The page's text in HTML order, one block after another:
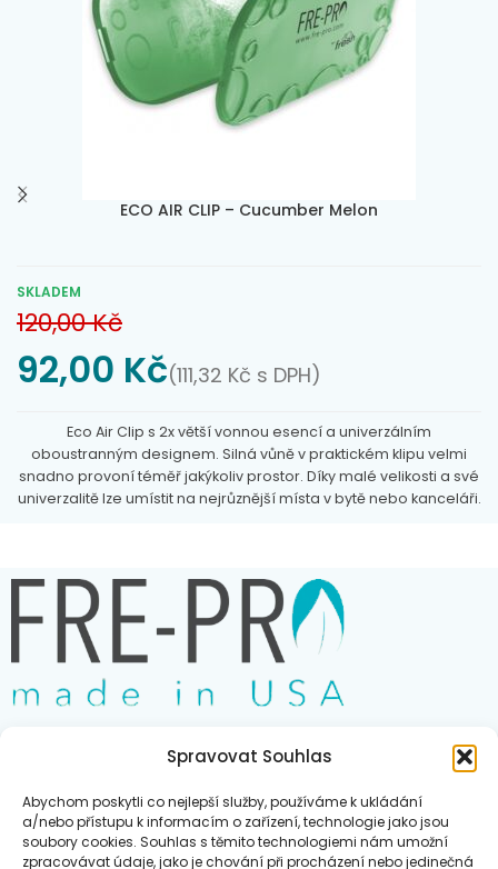
Spravovat Souhlas
Abychom poskytli co nejlepší služby, používáme k ukládání
a/nebo přístupu k informacím o zařízení, technologie jako jsou
soubory cookies. Souhlas s těmito technologiemi nám umožní
zpracovávat údaje, jako je chování při procházení nebo jedinečná
ECO AIR CLIP – Cucumber Melon
SKLADEM
120,00Kč
92,00 Kč(111,32 Kč s DPH)
Eco Air Clip s 2x větší vonnou esencí a univerzálním
oboustranným designem. Silná vůně v praktickém klipu velmi
snadno provoní téměř jakýkoliv prostor. Díky malé velikosti a své
univerzalitě lze umístit na nejrůznější místa v bytě nebo kanceláři.
trávy a okurky. S jemným nádechem jablkových květů a manga.
Vůně Cucumber Melon je velice jemná a osvěžující.
Blog
Kontakt